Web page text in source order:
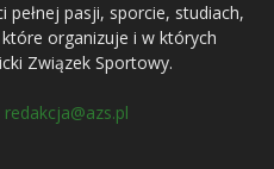
pełnej pasji, sporcie, studiach,
organizuje i w których
Związek Sportowy.
redakcja@azs.pl